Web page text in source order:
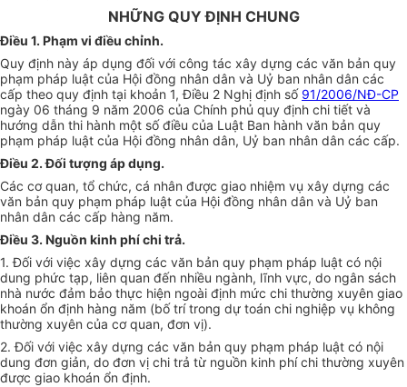
NHỮNG QUY ĐỊNH CHUNG
Điều 1. Phạm vi điều chỉnh.
Quy định này áp dụng đối với công tác xây dựng các văn bản quy
phạm pháp luật của Hội đồng nhân dân và Uỷ ban nhân dân các
cấp theo quy định tại khoản 1, Điều 2 Nghị định số 91/2006/NĐ-CP
ngày 06 tháng 9 năm 2006 của Chính phủ quy định chi tiết và
hướng dẫn thi hành một số điều của Luật Ban hành văn bản quy
phạm pháp luật của Hội đồng nhân dân, Uỷ ban nhân dân các cấp.
Điều 2. Đối tượng áp dụng.
Các cơ quan, tổ chức, cá nhân được giao nhiệm vụ xây dựng các
văn bản quy phạm pháp luật của Hội đồng nhân dân và Uỷ ban
nhân dân các cấp hàng năm.
Điều 3. Nguồn kinh phí chi trả.
1. Đối với việc xây dựng các văn bản quy phạm pháp luật có nội
dung phức tạp, liên quan đến nhiều ngành, lĩnh vực, do ngân sách
nhà nước đảm bảo thực hiện ngoài định mức chi thường xuyên giao
khoán ổn định hàng năm (bố trí trong dự toán chi nghiệp vụ không
thường xuyên của cơ quan, đơn vị).
2. Đối với việc xây dựng các văn bản quy phạm pháp luật có nội
dung đơn giản, do đơn vị chi trả từ nguồn kinh phí chi thường xuyên
được giao khoán ổn định.